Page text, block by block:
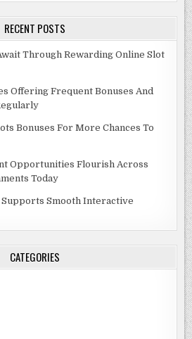
RECENT POSTS
Through Rewarding Online Slot
Offering Frequent Bonuses And
Bonuses For More Chances To
Opportunities Flourish Across
Today
Smooth Interactive
CATEGORIES